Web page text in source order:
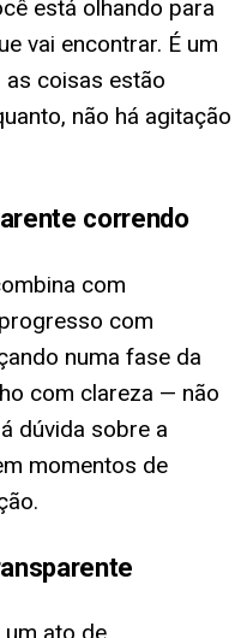
está olhando para
vai encontrar. É um
as coisas estão
não há agitação
correndo
com
com
numa fase da
com clareza — não
dúvida sobre a
momentos de